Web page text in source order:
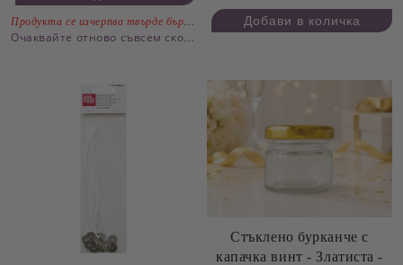
Продукта се изчерпва твърде бързо.
Очаквайте отново съвсем скоро
Стъклено бурканче с
капачка винт - Златиста -